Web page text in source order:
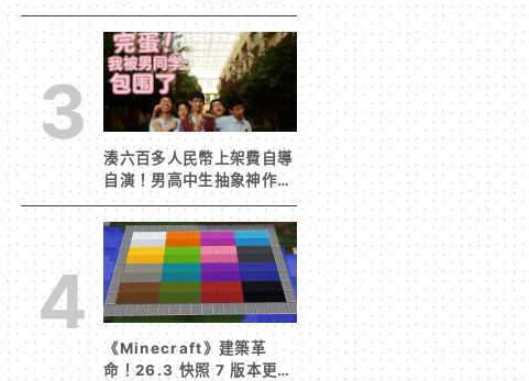
前為止人氣歌單《遠航星的
告別》&《自無垠處歸航之
星》入榜
3
湊六百多人民幣上架費自導
自演！男高中生抽象神作
《完蛋！我被男同學包圍
了》突然爆紅
4
《Minecraft》建築革
命！26.3 快照 7 版本更新